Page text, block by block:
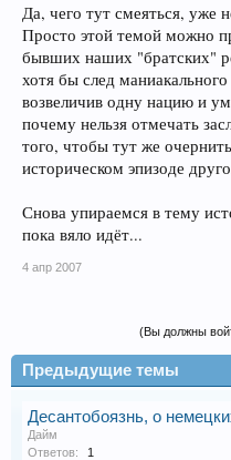
Да, чего тут смеяться, уже
Просто этой темой можно
бывших наших "братских"
хотя бы след
возвеличив одну нацию и
почему нельзя отмечать
того, чтобы тут же
историческом эпизоде
Снова упираемся в тему
пока вяло идёт...
4 апр 2007
(Вы должны
Предыдущие темы
Десантобоязнь, о
Дайм
Ответов:
1